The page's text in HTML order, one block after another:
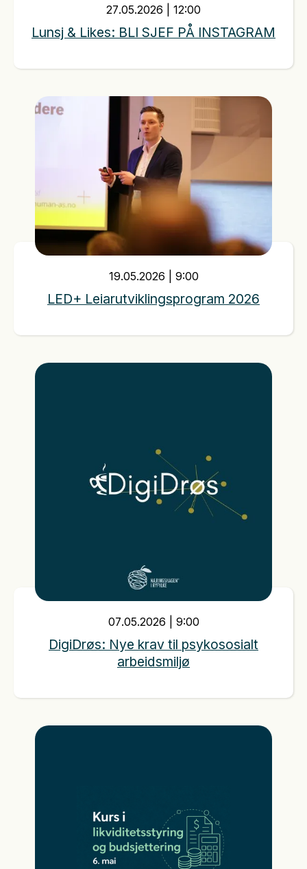
27.05.2026 12:00
Lunsj & Likes: BLI SJEF PÅ INSTAGRAM
19.05.2026 9:00
LED+ Leiarutviklingsprogram 2026
07.05.2026 9:00
DigiDrøs: Nye krav til psykososialt
arbeidsmiljø